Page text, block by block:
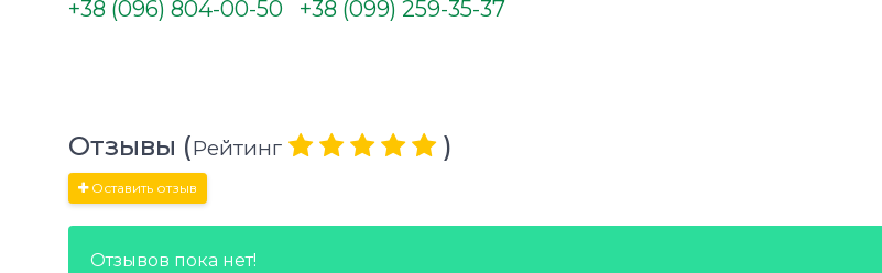
+38 (096) 804-00-50
+38 (099) 259-35-37
Отзывы (Рейтинг )
Оставить отзыв
Отзывов пока нет!